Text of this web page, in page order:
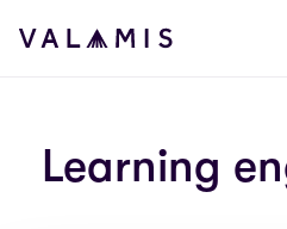
Siirry sisältöön
Valamis
Learning